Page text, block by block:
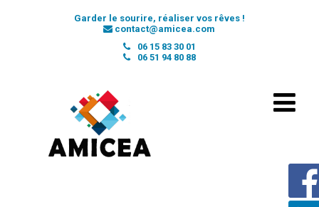
Garder le sourire, réaliser vos rêves !
contact@amicea.com
06 15 83 30 01
06 51 94 80 88